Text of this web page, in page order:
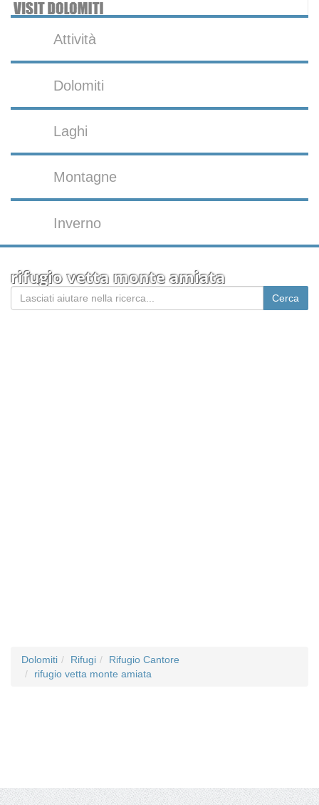
Attività
Dolomiti
Laghi
Montagne
Inverno
rifugio vetta monte amiata
Dolomiti Rifugi
Rifugio Cantore
rifugio vetta monte amiata